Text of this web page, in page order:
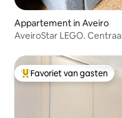
Appartement in Aveiro
AveiroStar LEGO.
Topfavoriet van gasten
Favoriet van gasten